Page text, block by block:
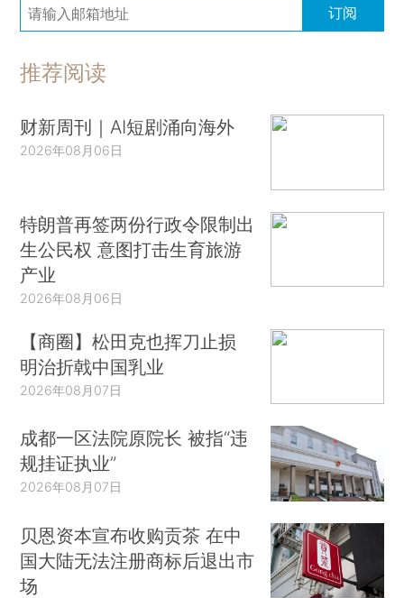
订阅
推荐阅读
财新周刊｜AI短剧涌向海外
2026年08月06日
特朗普再签两份行政令限制出
生公民权 意图打击生育旅游
产业
2026年08月06日
【商圈】松田克也挥刀止损
明治折戟中国乳业
2026年08月07日
成都一区法院原院长 被指“违
规挂证执业”
2026年08月07日
贝恩资本宣布收购贡茶 在中
国大陆无法注册商标后退出市
场